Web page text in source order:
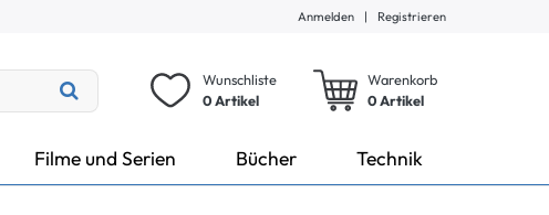
Anmelden | Registrieren
Wunschliste
0 Artikel
Warenkorb
0Artikel
Filme und Serien Bücher Technik